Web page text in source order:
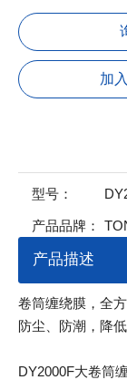
加
型号：
产品品牌：
产品描述
卷筒缠绕膜，全
防尘、防潮，降
DY2000F大卷筒